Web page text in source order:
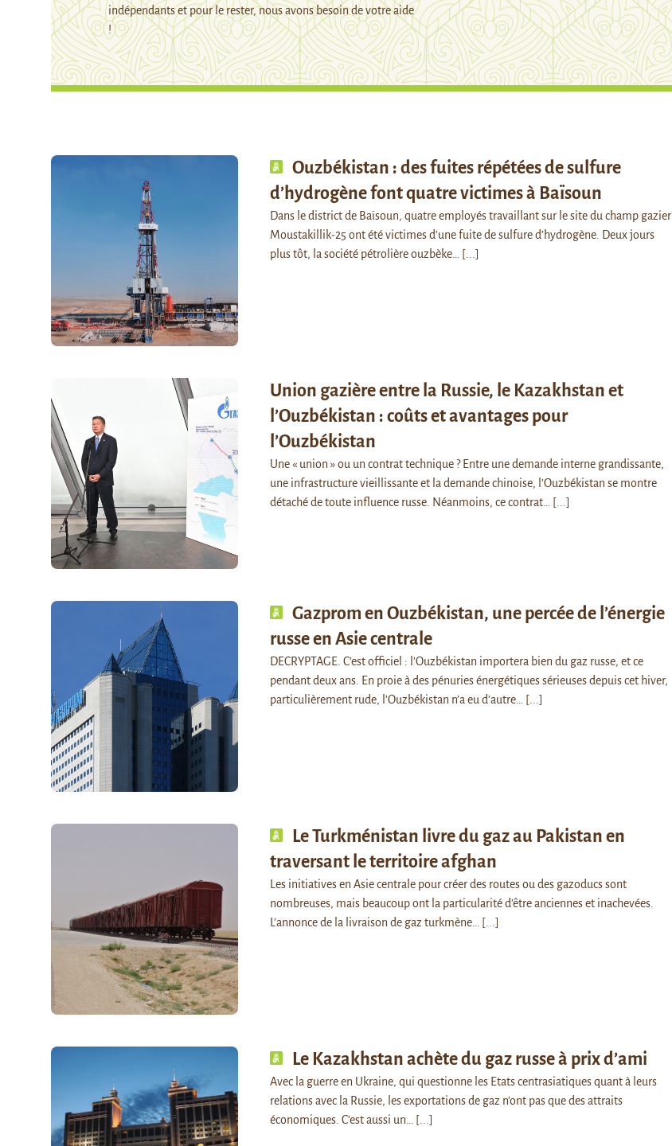
indépendants et pour le rester, nous avons besoin de votre aide
!
Ouzbékistan : des fuites répétées de sulfure
d’hydrogène font quatre victimes à Baïsoun
Dans le district de Baïsoun, quatre employés travaillant sur le site du champ gazier
Moustakillik-25 ont été victimes d’une fuite de sulfure d’hydrogène. Deux jours
plus tôt, la société pétrolière ouzbèke…
[...]
Union gazière entre la Russie, le Kazakhstan et
l’Ouzbékistan : coûts et avantages pour
l’Ouzbékistan
Une « union » ou un contrat technique ? Entre une demande interne grandissante,
une infrastructure vieillissante et la demande chinoise, l’Ouzbékistan se montre
détaché de toute influence russe. Néanmoins, ce contrat…
[...]
Gazprom en Ouzbékistan, une percée de l’énergie
russe en Asie centrale
DECRYPTAGE. C’est officiel : l’Ouzbékistan importera bien du gaz russe, et ce
pendant deux ans. En proie à des pénuries énergétiques sérieuses depuis cet hiver,
particulièrement rude, l’Ouzbékistan n’a eu d’autre…
[...]
Le Turkménistan livre du gaz au Pakistan en
traversant le territoire afghan
Les initiatives en Asie centrale pour créer des routes ou des gazoducs sont
nombreuses, mais beaucoup ont la particularité d’être anciennes et inachevées.
L’annonce de la livraison de gaz turkmène…
[...]
Le Kazakhstan achète du gaz russe à prix d’ami
Avec la guerre en Ukraine, qui questionne les Etats centrasiatiques quant à leurs
relations avec la Russie, les exportations de gaz n’ont pas que des attraits
économiques. C’est aussi un…
[...]